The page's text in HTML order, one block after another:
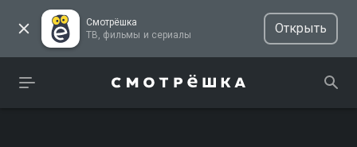
Смотрёшка
ТВ, фильмы и сериалы
Открыть